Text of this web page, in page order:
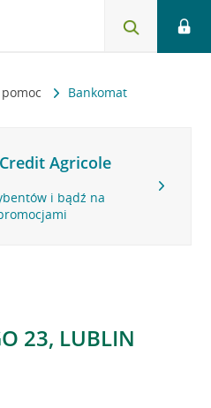
Bankomat
Agricole
i bądź na
23, LUBLIN